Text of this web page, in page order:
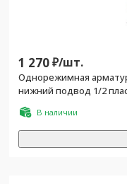
1 270₽/шт.
Однорежимная
нижний подвод 1/2
В наличии